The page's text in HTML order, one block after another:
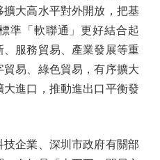
大高水平對外開放，把基
準「軟聯通」更好結合起
服務貿易、產業發展等重
易、綠色貿易，有序擴大
進口，推動進出口平衡發
企業、深圳市政府有關部